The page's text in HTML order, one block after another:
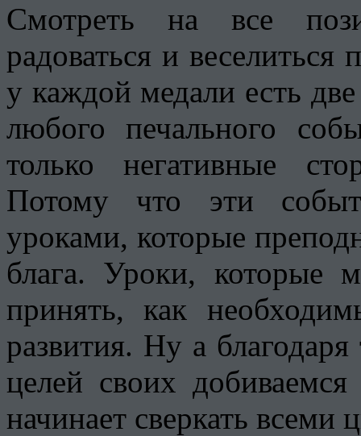
Смотреть на все
радоваться и
у каждой медали есть
любого печального
только негативные
Потому что эти
уроками, которые
блага. Уроки, которые
принять, как
развития. Ну а
целей своих
начинает сверкать всеми